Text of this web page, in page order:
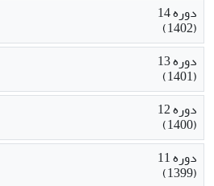
دوره 14
(1402)
دوره 13
(1401)
دوره 12
(1400)
دوره 11
(1399)